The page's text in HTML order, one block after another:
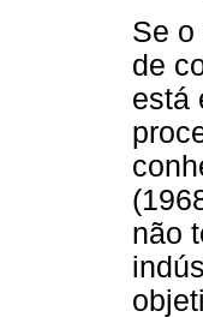
Se o
de
está
não